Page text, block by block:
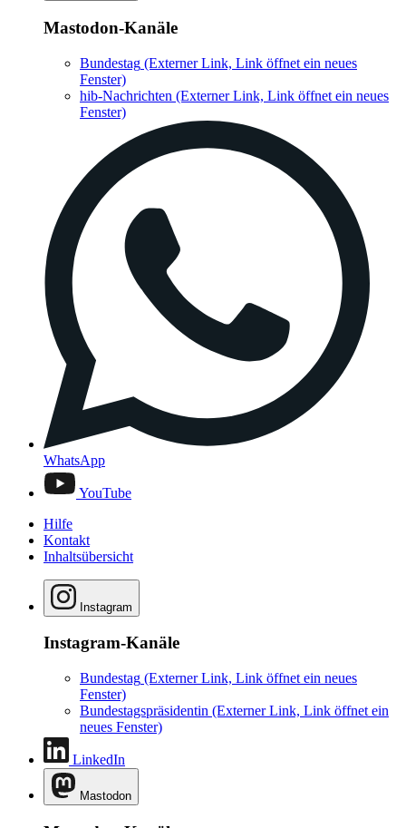
Mastodon-Kanäle
Bundestag (Externer Link, Link öffnet ein neues
Fenster)
hib-Nachrichten (Externer Link, Link öffnet ein neues
Fenster)
WhatsApp
YouTube
Hilfe
Kontakt
Inhaltsübersicht
Instagram
Instagram-Kanäle
Bundestag (Externer Link, Link öffnet ein neues
Fenster)
Bundestagspräsidentin (Externer Link, Link öffnet ein
neues Fenster)
LinkedIn
Mastodon